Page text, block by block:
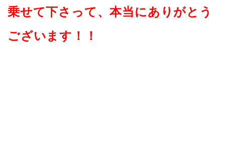
乗せて下さって、本当にありがとう
ございます！！